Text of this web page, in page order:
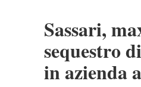
Sassari,
sequestro
in azienda